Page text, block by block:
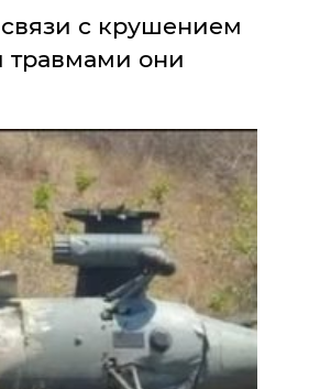
связи с крушением
травмами они